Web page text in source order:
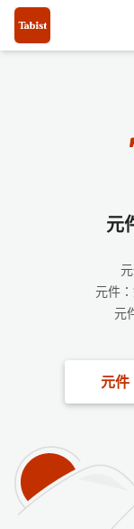
元
元件
元
元件